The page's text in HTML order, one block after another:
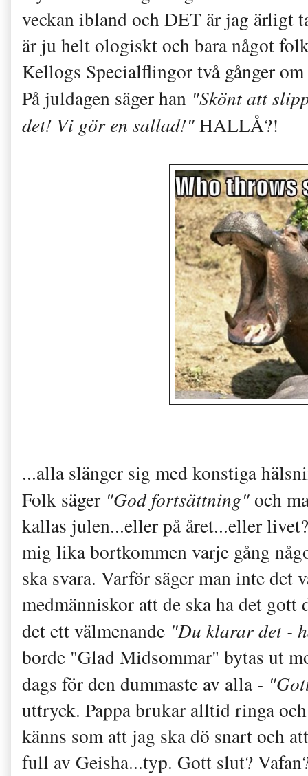
veckan ibland och DET är jag ärligt
är ju helt ologiskt och bara något
Kellogs Specialflingor två gånger
På juldagen säger han "Skönt att
det! Vi gör en sallad!"HALLÅ?!
...alla slänger sig med konstiga
Folk säger "God fortsättning"och
kallas julen...eller på året...eller
mig lika bortkommen varje gång
ska svara. Varför säger man inte det
medmänniskor att de ska ha det gott
det ett välmenande "Du klarar det -
borde "Glad Midsommar" bytas ut
dags för den dummaste av alla -
uttryck. Pappa brukar alltid ringa
känns som att jag ska dö snart och
full av Geisha...typ. Gott slut?